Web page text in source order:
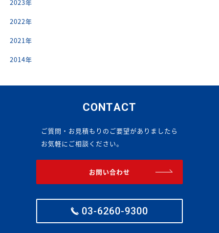
2023年
2022年
2021年
2014年
CONTACT
ご質問・お見積もりのご要望がありましたら
お気軽にご相談ください。
お問い合わせ
03-6260-9300